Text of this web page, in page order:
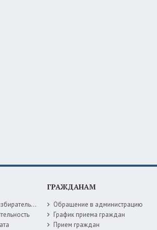
комиссия
ГРАЖДАНАМ
Обращение в администрацию
График приема граждан
Прием граждан